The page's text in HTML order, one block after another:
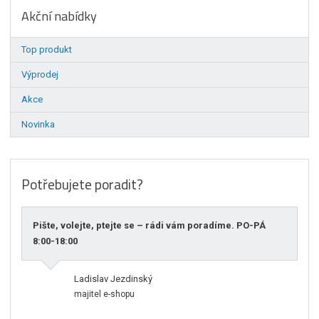
Akční nabídky
Top produkt
Výprodej
Akce
Novinka
Potřebujete poradit?
Pište, volejte, ptejte se – rádi vám poradíme. PO-PÁ
8:00-18:00
Ladislav Jezdinský
majitel e-shopu